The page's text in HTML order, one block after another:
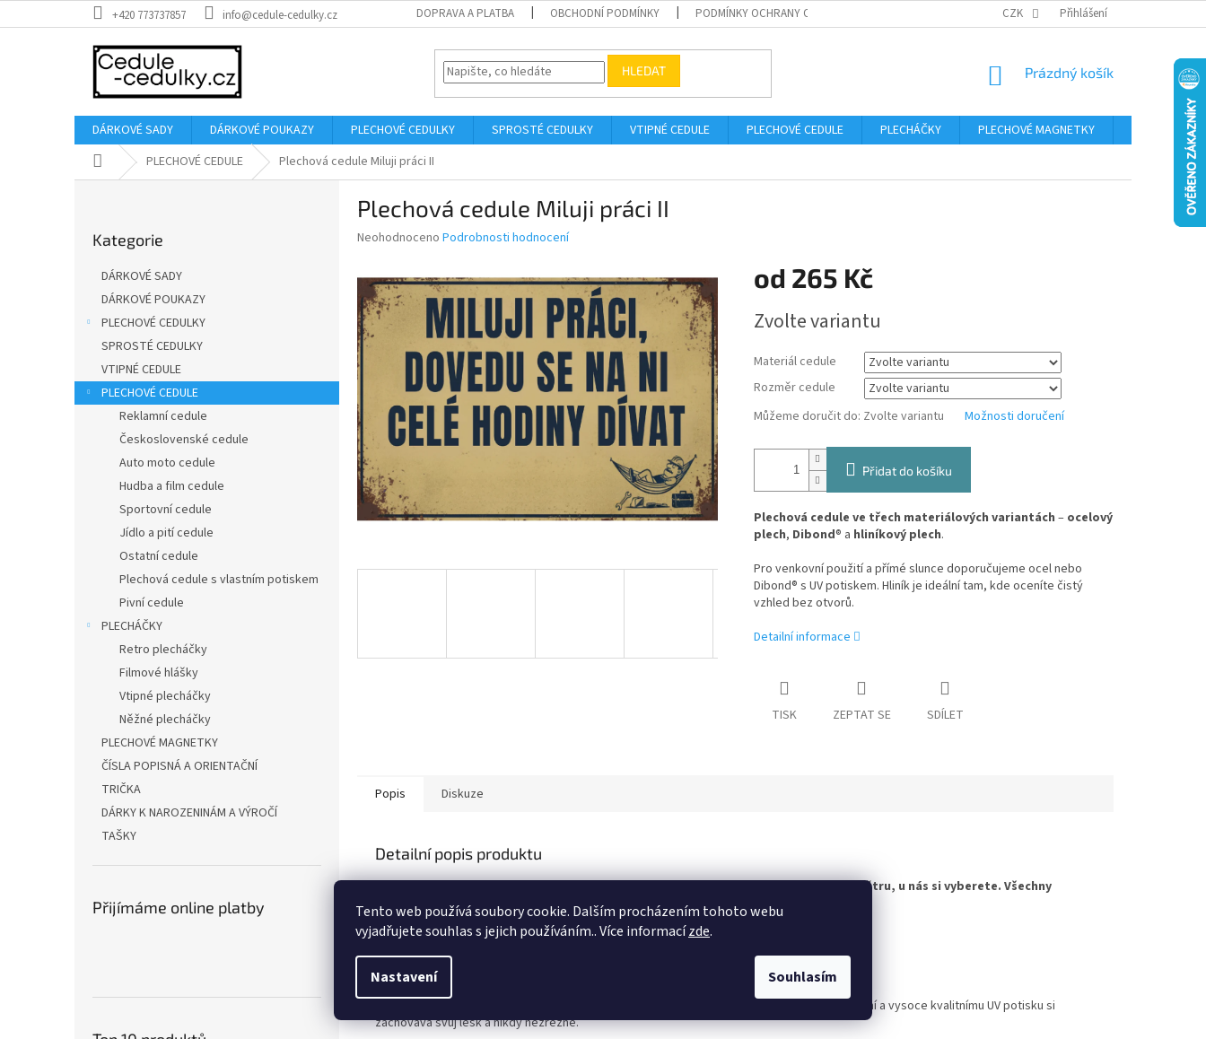
Tento web používá soubory cookie. Dalším procházením tohoto webu
vyjadřujete souhlas s jejich používáním.. Více informacízde.
Nastavení Souhlasím
na
+420 773737857 info@cedule-cedulky.cz DOPRAVA A PLATBA OBCHODNÍ PODMÍNKY PODMÍNKY OCHRANY OSOBNÍCH ÚDAJŮ CZK Přihlášení
HLEDAT
NÁKUPNÍ
Prázdný košík
DÁRKOVÉ SADY DÁRKOVÉ POUKAZY PLECHOVÉ CEDULKY SPROSTÉ CEDULKY VTIPNÉ CEDULE PLECHOVÉ CEDULE PLECHÁČKY PLECHOVÉ MAGNETKY
ČÍSLA
Domů PLECHOVÉ CEDULE Plechová cedule Miluji práci II
a
n
kategorie
Kategorie
DÁRKOVÉ SADY
DÁRKOVÉ POUKAZY
PLECHOVÉ CEDULKY
SPROSTÉ CEDULKY
VTIPNÉ CEDULE
PLECHOVÉ CEDULE
Reklamní cedule
Československé cedule
Auto moto cedule
Hudba a film cedule
Sportovní cedule
Jídlo a pití cedule
Ostatní cedule
Plechová cedule s vlastním potiskem
Pivní cedule
PLECHÁČKY
Retro plecháčky
Filmové hlášky
Vtipné plecháčky
Něžné plecháčky
PLECHOVÉ MAGNETKY
ČÍSLA POPISNÁ A ORIENTAČNÍ
TRIČKA
DÁRKY K NAROZENINÁM A VÝROČÍ
TAŠKY
Přijímáme online platby
Plechová cedule Miluji práci II
Průměrné
0,0
z
5
hvězdiček.
Neohodnoceno Podrobnosti hodnocení
od 265 Kč
cena:
Zvolte variantu
Materiál cedule
Rozměr cedule
Můžeme doručit do: Zvolte variantu Možnosti doručení
Přidat do košíku
Plechová cedule ve třech materiálových variantách – ocelový
plech, Dibond® a hliníkový plech.
Pro venkovní použití a přímé slunce doporučujeme ocel nebo
Dibond® s UV potiskem. Hliník je ideální tam, kde oceníte čistý
vzhled bez otvorů.
Detailní informace
TISK ZEPTAT SE SDÍLET
Popis Diskuze
Detailní popis produktu
Ať už hledáte stylovou dekoraci do interiéru nebo ceduli, která odolá i horskému větru, u nás si vyberete. Všechny
varianty (mimo hliníkového plechu) spojuje špičkový UV potisk, který nevybledne.
OCELOVÝ PLECH – Klasická, maximálně pevná cedule v prémiovém TOP provedení
Pro ty, kteří vyžadují nekompromisní pevnost oceli. Díky speciálnímu oboustrannému lakování a vysoce kvalitnímu UV potisku si
zachovává svůj lesk a nikdy nezrezne.